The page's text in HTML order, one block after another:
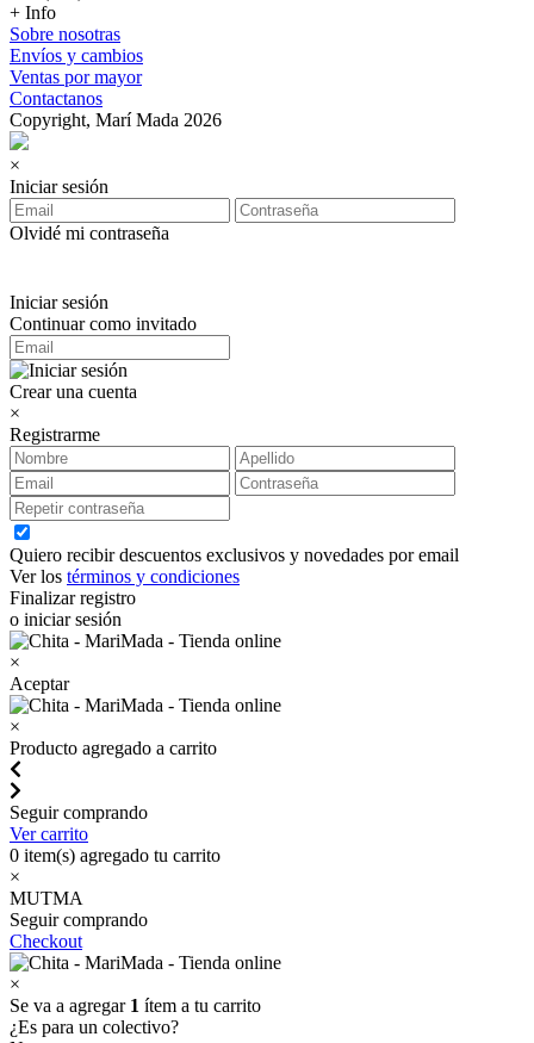
+ Info
Sobre nosotras
Envíos y cambios
Ventas por mayor
Contactanos
Copyright, Marí Mada 2026
×
Iniciar sesión
Olvidé mi contraseña
Iniciar sesión
Continuar como invitado
Crear una cuenta
×
Registrarme
Quiero recibir descuentos exclusivos y novedades por email
Ver los términos y condiciones
Finalizar registro
o iniciar sesión
×
Aceptar
×
Producto agregado a carrito
Seguir comprando
Ver carrito
0 item(s) agregado tu carrito
×
MUTMA
Seguir comprando
Checkout
×
Se va a agregar 1 ítem a tu carrito
¿Es para un colectivo?